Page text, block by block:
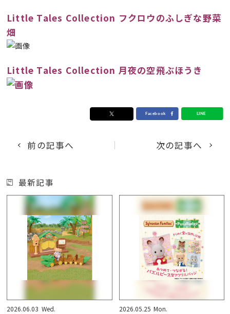
Little Tales Collection フクロウのふしぎな野菜
畑
Little Tales Collection 月夜の空飛ぶほうき
前の記事へ 次の記事へ
最新記事
2026.06.03 Wed.
2026.05.25 Mon.